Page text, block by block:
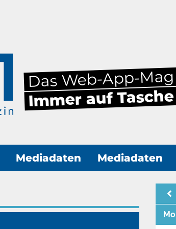
Das Web-App-Mag
Immer auf Tasche
Mediadaten Mediadaten
Mo